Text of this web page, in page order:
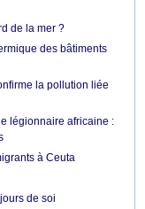
de la mer ?
des bâtiments
la pollution liée
légionnaire africaine :
à Ceuta
de soi